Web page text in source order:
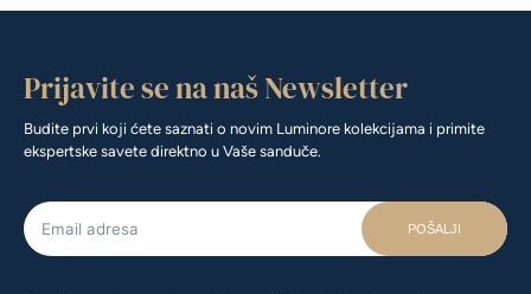
Prijavite se na naš Newsletter
Budite prvi koji ćete saznati o novim Luminore kolekcijama i primite
ekspertske savete direktno u Vaše sanduče.
POŠALJI